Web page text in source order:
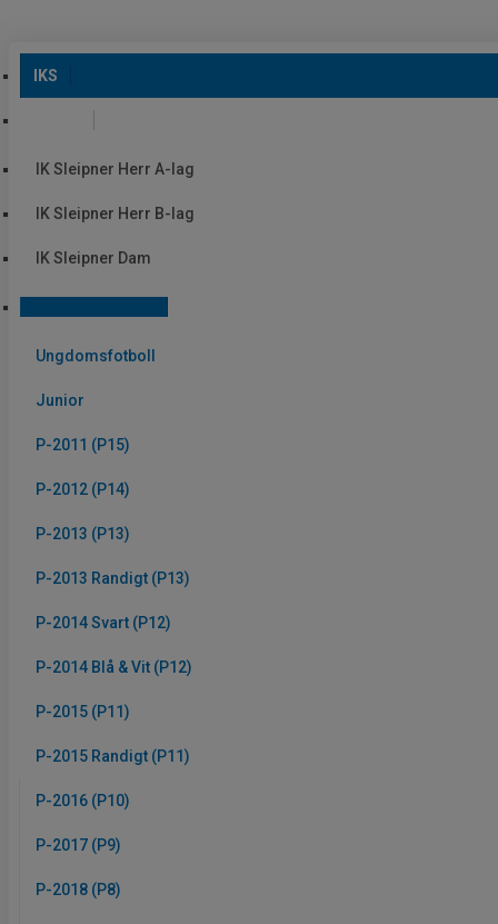
IKS
IK Sleipner Herr A-lag
IK Sleipner Herr B-lag
IK Sleipner Dam
Ungdomsfotboll
Junior
P-2011 (P15)
P-2012 (P14)
P-2013 (P13)
P-2013 Randigt (P13)
P-2014 Svart (P12)
P-2014 Blå & Vit (P12)
P-2015 (P11)
P-2015 Randigt (P11)
P-2016 (P10)
P-2017 (P9)
P-2018 (P8)